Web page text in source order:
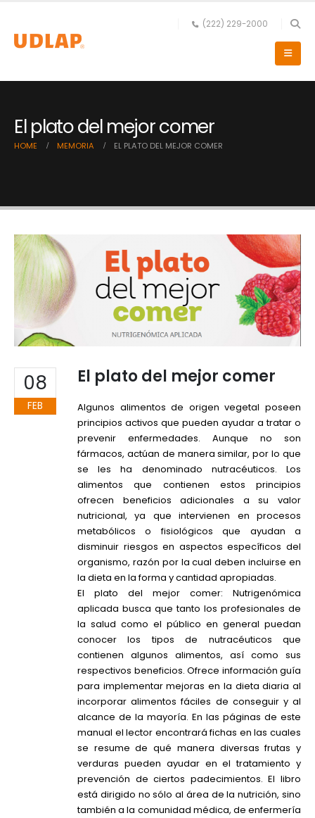
(222) 229-2000
El plato del mejor comer
HOME MEMORIA EL PLATO DEL MEJOR COMER
08
FEB
El plato del mejor comer
Algunos alimentos de origen vegetal poseen
principios activos que pueden ayudar a tratar o
prevenir enfermedades. Aunque no son
fármacos, actúan de manera similar, por lo que
se les ha denominado nutracéuticos. Los
alimentos que contienen estos principios
ofrecen beneficios adicionales a su valor
nutricional, ya que intervienen en procesos
metabólicos o fisiológicos que ayudan a
disminuir riesgos en aspectos específicos del
organismo, razón por la cual deben incluirse en
la dieta en la forma y cantidad apropiadas.
El plato del mejor comer: Nutrigenómica
aplicada busca que tanto los profesionales de
la salud como el público en general puedan
conocer los tipos de nutracéuticos que
contienen algunos alimentos, así como sus
respectivos beneficios. Ofrece información guía
para implementar mejoras en la dieta diaria al
incorporar alimentos fáciles de conseguir y al
alcance de la mayoría. En las páginas de este
manual el lector encontrará fichas en las cuales
se resume de qué manera diversas frutas y
verduras pueden ayudar en el tratamiento y
prevención de ciertos padecimientos. El libro
está dirigido no sólo al área de la nutrición, sino
también a la comunidad médica, de enfermería